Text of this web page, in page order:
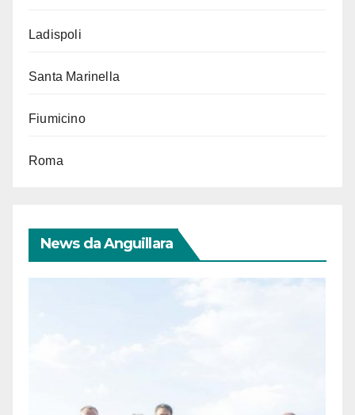
Ladispoli
Santa Marinella
Fiumicino
Roma
News da Anguillara